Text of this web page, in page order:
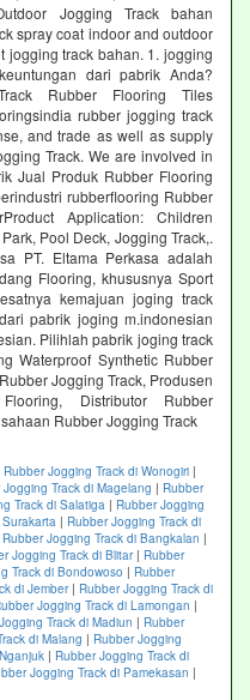
Jogging Track bahan
spray coat indoor and outdoor
jogging track bahan. 1. jogging
dari pabrik Anda?
Rubber Flooring Tiles
rubber jogging track
and trade as well as supply
Track. We are involved in
Jual Produk Rubber Flooring
rubberflooring Rubber
Application: Children
Pool Deck, Jogging Track,.
PT. Eltama Perkasa adalah
Flooring, khususnya Sport
kemajuan joging track
pabrik joging m.indonesian
Pilihlah pabrik joging track
Waterproof Synthetic Rubber
Jogging Track, Produsen
Distributor Rubber
Rubber Jogging Track
Rubber Jogging Track di Wonogiri |
Jogging Track di Magelang | Rubber
Track di Salatiga | Rubber Jogging
| Rubber Jogging Track di
Rubber Jogging Track di Bangkalan |
Jogging Track di Blitar| Rubber
Track di Bondowoso | Rubber
di Jember| Rubber Jogging Track di
Jogging Track di Lamongan |
Track di Madiun | Rubber
di Malang | Rubber Jogging
| Rubber Jogging Track di
Jogging Track di Pamekasan |